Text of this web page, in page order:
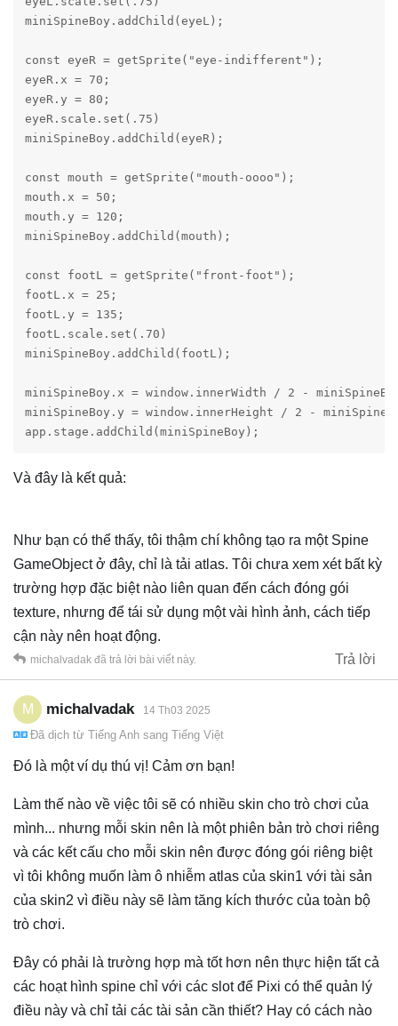
miniSpineBoy.addChild(eyeL);
const eyeR = getSprite("eye-indifferent");
eyeR.x = 70;
eyeR.y = 80;
eyeR.scale.set(.75)
miniSpineBoy.addChild(eyeR);
const mouth = getSprite("mouth-oooo");
mouth.x = 50;
mouth.y = 120;
miniSpineBoy.addChild(mouth);
const footL = getSprite("front-foot");
footL.x = 25;
footL.y = 135;
footL.scale.set(.70)
miniSpineBoy.addChild(footL);
miniSpineBoy.x = window.innerWidth / 2 -
miniSpineBoy.y = window.innerHeight / 2 -
app.stage.addChild(miniSpineBoy);
Và đây là kết quả:
Như bạn có thể thấy, tôi thậm chí không tạo ra một Spine
GameObject ở đây, chỉ là tải atlas. Tôi chưa xem xét bất kỳ
trường hợp đặc biệt nào liên quan đến cách đóng gói
texture, nhưng để tái sử dụng một vài hình ảnh, cách tiếp
cận này nên hoạt động.
Trả lời
michalvadak đã trả lời bài viết này.
M michalvadak 14 Th03 2025
Đã dịch từ Tiếng Anh sang Tiếng Việt
Đó là một ví dụ thú vị! Cảm ơn bạn!
Làm thế nào về việc tôi sẽ có nhiều skin cho trò chơi của
mình... nhưng mỗi skin nên là một phiên bản trò chơi riêng
và các kết cấu cho mỗi skin nên được đóng gói riêng biệt
vì tôi không muốn làm ô nhiễm atlas của skin1 với tài sản
của skin2 vì điều này sẽ làm tăng kích thước của toàn bộ
trò chơi.
Đây có phải là trường hợp mà tốt hơn nên thực hiện tất cả
các hoạt hình spine chỉ với các slot để Pixi có thể quản lý
điều này và chỉ tải các tài sản cần thiết? Hay có cách nào